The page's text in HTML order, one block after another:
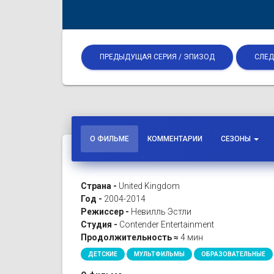
ПРЕДЫДУЩАЯ СЕРИЯ / ЭПИЗОД
О ФИЛЬМЕ КОММЕНТАРИИ СЕЗОНЫ
Страна - United Kingdom
Год - 2004-2014
Режиссер - Невилль Эстли
Студия - Contender Entertainment
Продолжительность ≈ 4 мин
ДЕТСКИЕ МУЛЬТФИЛЬМЫ ОБРАЗОВАТЕЛЬНЫЕ